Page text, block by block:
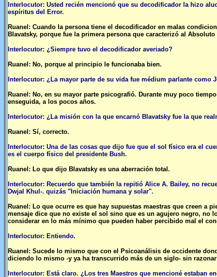
Interlocutor: Usted recién mencionó que su decodificador la hizo
espíritus del Error.
Ruanel: Cuando la persona tiene el decodificador en malas
Blavatsky, porque fue la primera persona que caracterizó al
Interlocutor: ¿Siempre tuvo el decodificador averiado?
Ruanel: No, porque al principio le funcionaba bien.
Interlocutor: ¿La mayor parte de su vida fue médium parlante como
Ruanel: No, en su mayor parte psicografió. Durante muy poco
enseguida, a los pocos años.
Interlocutor: ¿La misión con la que encarnó Blavatsky fue la que
Ruanel: Sí, correcto.
Interlocutor: Una de las cosas que dijo fue que el sol físico era el
es el cuerpo físico del presidente Bush.
Ruanel: Lo que dijo Blavatsky es una aberración total.
Interlocutor: Recuerdo que también la repitió Alice A. Bailey, no
Dwjal Khul-. quizás "Iniciación humana y solar".
Ruanel: Lo que ocurre es que hay supuestas maestras que creen a
mensaje dice que no existe el sol sino que es un agujero negro, no
considerar en lo más mínimo que pueden haber percibido mal el
Interlocutor: Entiendo.
Ruanel: Sucede lo mismo que con el Psicoanálisis de occidente
diciendo lo mismo -y ya ha transcurrido más de un siglo- sin
Interlocutor: Está claro. ¿Los tres Maestros que mencioné estaban